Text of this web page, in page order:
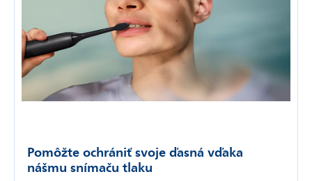
Pomôžte ochrániť svoje ďasná vďaka
nášmu snímaču tlaku